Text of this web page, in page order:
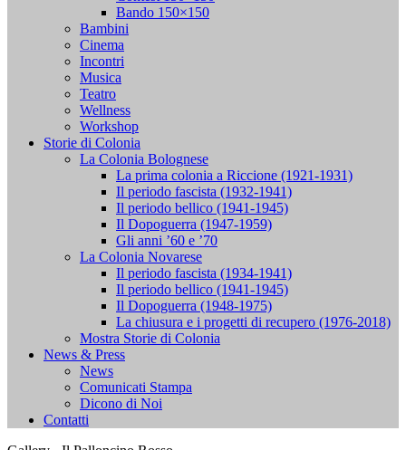
Bando 150×150
Bambini
Cinema
Incontri
Musica
Teatro
Wellness
Workshop
Storie di Colonia
La Colonia Bolognese
La prima colonia a Riccione (1921-1931)
Il periodo fascista (1932-1941)
Il periodo bellico (1941-1945)
Il Dopoguerra (1947-1959)
Gli anni ’60 e ’70
La Colonia Novarese
Il periodo fascista (1934-1941)
Il periodo bellico (1941-1945)
Il Dopoguerra (1948-1975)
La chiusura e i progetti di recupero (1976-2018)
Mostra Storie di Colonia
News & Press
News
Comunicati Stampa
Dicono di Noi
Contatti